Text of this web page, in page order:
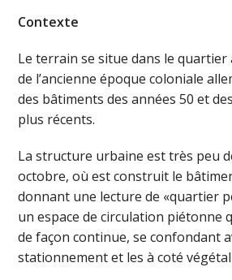
Contexte
Le terrain se situe dans le quartier
de l’ancienne époque coloniale
des bâtiments des années 50 et
plus récents.
La structure urbaine est très peu
octobre, où est construit le
donnant une lecture de «quartier
un espace de circulation piétonne
de façon continue, se confondant
stationnement et les à coté